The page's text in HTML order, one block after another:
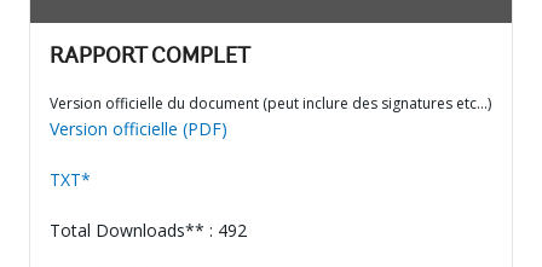
RAPPORT COMPLET
Version officielle du document (peut inclure des signatures etc…)
Version officielle (PDF)
TXT*
Total Downloads** : 492